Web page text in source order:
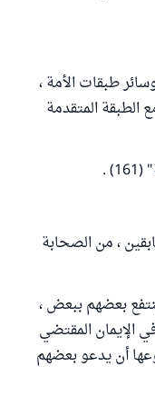
طبقات الأمة ،
المتقدمة
.
، من الصحابة
بعضهم ببعض ،
الإيمان المقتضي
أن يدعو بعضهم